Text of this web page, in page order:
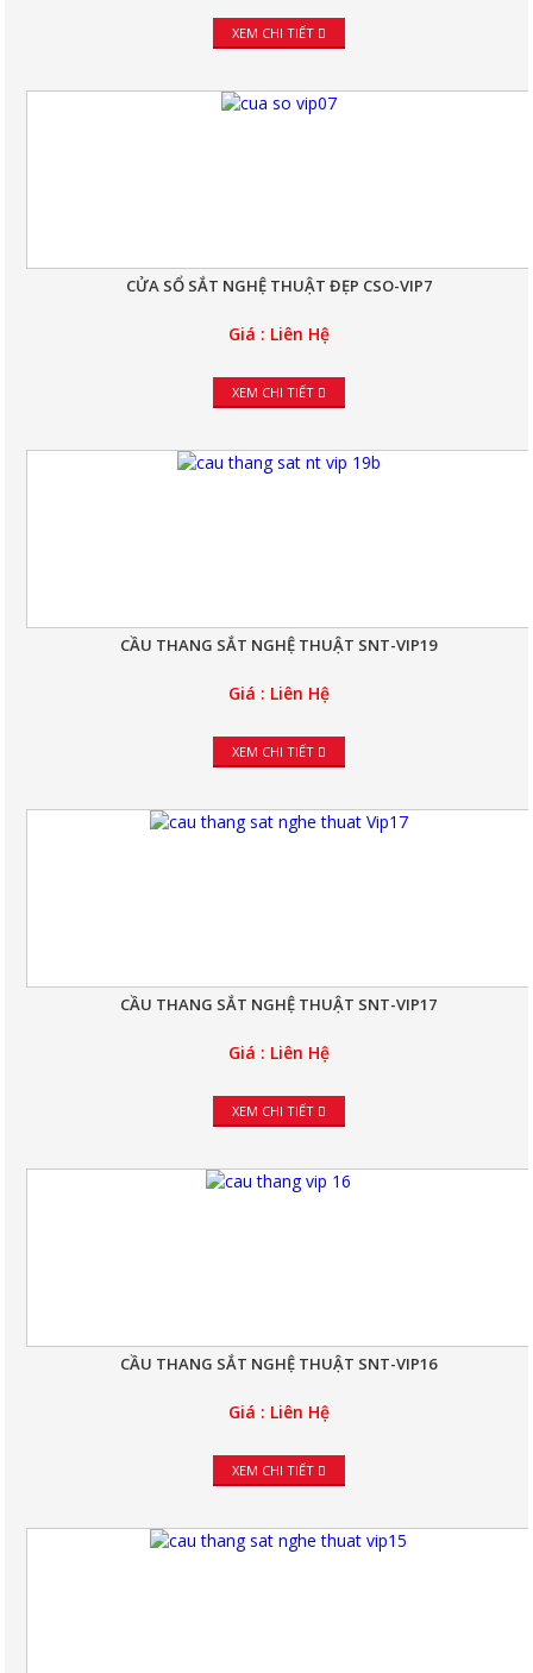
XEM CHI TIẾT
CỬA SỔ SẮT NGHỆ THUẬT ĐẸP CSO-VIP7
Giá : Liên Hệ
XEM CHI TIẾT
CẦU THANG SẮT NGHỆ THUẬT SNT-VIP19
Giá : Liên Hệ
XEM CHI TIẾT
CẦU THANG SẮT NGHỆ THUẬT SNT-VIP17
Giá : Liên Hệ
XEM CHI TIẾT
CẦU THANG SẮT NGHỆ THUẬT SNT-VIP16
Giá : Liên Hệ
XEM CHI TIẾT